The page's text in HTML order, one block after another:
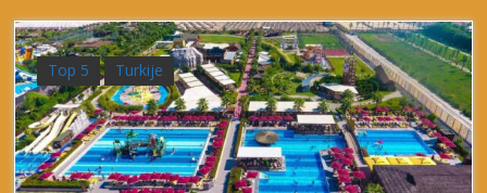
Top 5 Turkije